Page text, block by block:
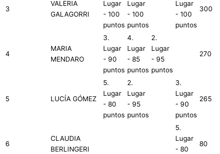
3
VALERIA
GALAGORRI
Lugar
- 100
puntos
Lugar
- 100
puntos
Lugar
- 100
puntos
300
4
MARIA
MENDARO
3.
Lugar
- 90
puntos
4.
Lugar
- 85
puntos
2.
Lugar
- 95
puntos
270
5 LUCÍA GÓMEZ
5.
Lugar
- 80
puntos
2.
Lugar
- 95
puntos
3.
Lugar
- 90
puntos
265
6
CLAUDIA
BERLINGERI
5.
Lugar
- 80
80